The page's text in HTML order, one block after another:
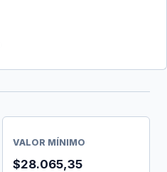
VALOR MÍNIMO
$28.065,35